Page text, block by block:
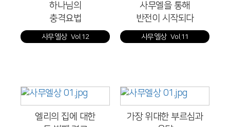
하나님의
충격요법
사무엘상 Vol.12
사무엘을 통해
반전이 시작되다
사무엘상 Vol.11
엘리의 집에 대한
가장 위대한 부르심과